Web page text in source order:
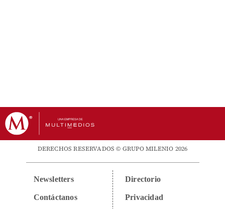
DERECHOS RESERVADOS © GRUPO MILENIO 2026
Newsletters
Contáctanos
Directorio
Privacidad